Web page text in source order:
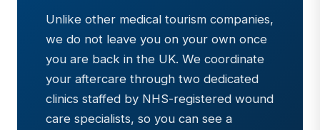
Unlike other medical tourism companies,
we do not leave you on your own once
you are back in the UK. We coordinate
your aftercare through two dedicated
clinics staffed by NHS-registered wound
care specialists, so you can see a